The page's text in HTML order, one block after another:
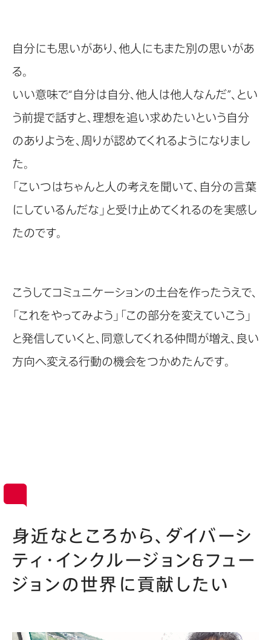
自分にも思いがあり、他人にもまた別の思いがあ
る。
いい意味で“自分は自分、他人は他人なんだ”、とい
う前提で話すと、理想を追い求めたいという自分
のありようを、周りが認めてくれるようになりまし
た。
「こいつはちゃんと人の考えを聞いて、自分の言葉
にしているんだな」と受け止めてくれるのを実感し
たのです。
こうしてコミュニケーションの土台を作ったうえで、
「これをやってみよう」「この部分を変えていこう」
と発信していくと、同意してくれる仲間が増え、良い
方向へ変える行動の機会をつかめたんです。
身近なところから、ダイバーシ
ティ・インクルージョン&フュー
ジョンの世界に貢献したい